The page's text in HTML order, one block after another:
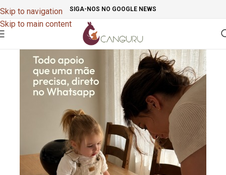
Skip to navigation
Skip to main content
SIGA-NOS NO GOOGLE NEWS